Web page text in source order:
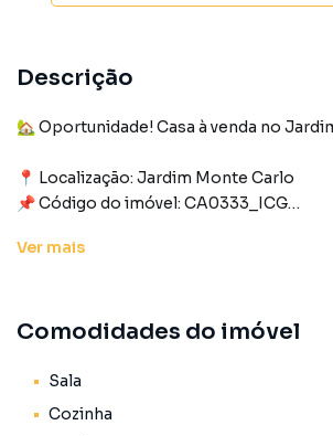
Descrição
🏡 Oportunidade! Casa à venda no
📍 Localização: Jardim Monte Carlo
📌 Código do imóvel: CA0333_ICG
Excelente opção para quem busca
03 quartos
Ver mais
Comodidades do imóvel
Sala
Cozinha